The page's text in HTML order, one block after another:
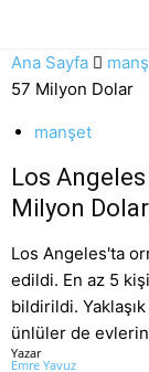
Ana Sayfa
57 Milyon Dolar
manşet
Los Angeles
Milyon Dolar
Los Angeles'ta
edildi. En az 5
bildirildi.
ünlüler de
Yazar
Emre Yavuz